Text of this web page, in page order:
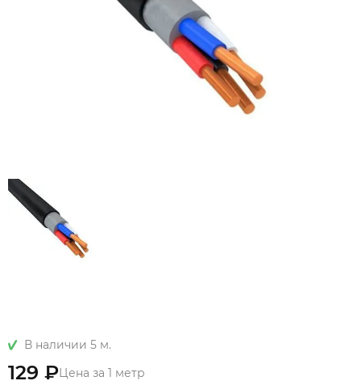
В наличии 5 м.
129 ₽Цена за 1 метр